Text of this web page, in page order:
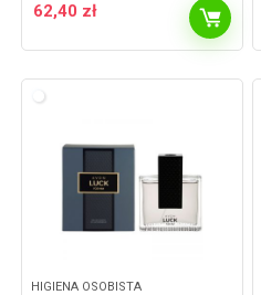
62,40 zł
HIGIENA OSOBISTA